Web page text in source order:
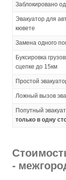
Заблокировано
Эвакуатор для
кювете
Замена одного
Буксировка
сцепке до 15км
Простой
Ложный вызов
Попутный
только в одну
-